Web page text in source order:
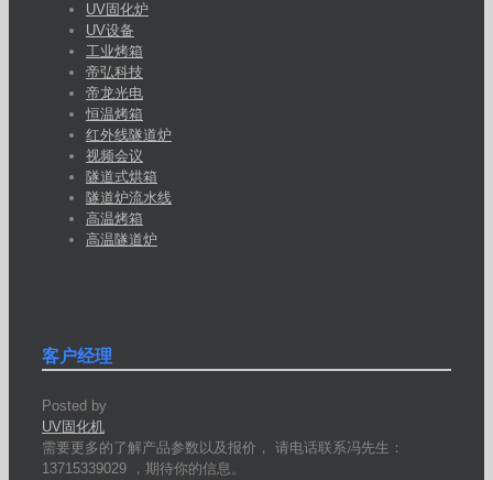
UV固化炉
UV设备
工业烤箱
帝弘科技
帝龙光电
恒温烤箱
红外线隧道炉
视频会议
隧道式烘箱
隧道炉流水线
高温烤箱
高温隧道炉
客户经理
Posted by
UV固化机
需要更多的了解产品参数以及报价， 请电话联系冯先生：
13715339029 ，期待你的信息。